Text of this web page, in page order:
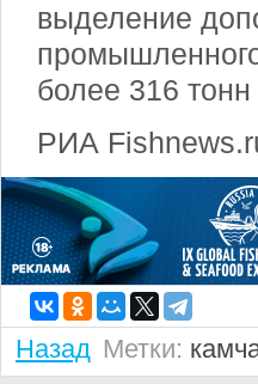
выделение
более 316
РИА
Назад Метки: